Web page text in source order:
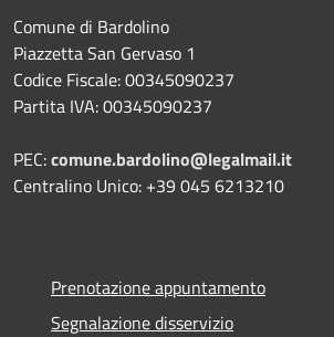
Comune di Bardolino
Piazzetta San Gervaso 1
Codice Fiscale: 00345090237
Partita IVA: 00345090237
PEC:comune.bardolino@legalmail.it
Centralino Unico: +39 045 6213210
Prenotazione appuntamento
Segnalazione disservizio